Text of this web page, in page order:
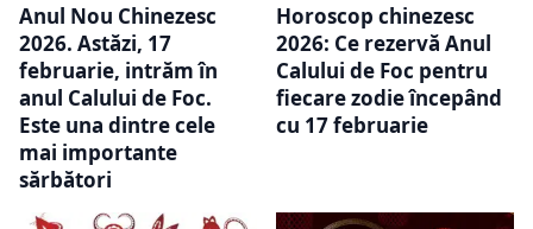
Anul Nou Chinezesc
2026. Astăzi, 17
februarie, intrăm în
anul Calului de Foc.
Este una dintre cele
mai importante
sărbători
Horoscop chinezesc
2026: Ce rezervă Anul
Calului de Foc pentru
fiecare zodie începând
cu 17 februarie